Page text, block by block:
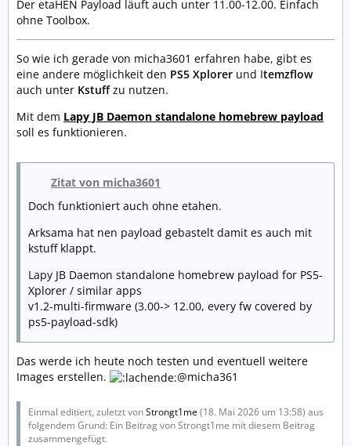
Der etaHEN Payload läuft auch unter 11.00-12.00. Einfach
ohne Toolbox.
So wie ich gerade von micha3601 erfahren habe, gibt es
eine andere möglichkeit den PS5 Xplorer und Itemzflow
auch unter Kstuffzu nutzen.
Mit dem Lapy JB Daemon standalone homebrew payload
soll es funktionieren.
Zitat von micha3601
Doch funktioniert auch ohne etahen.
Arksama hat nen payload gebastelt damit es auch mit
kstuff klappt.
Lapy JB Daemon standalone homebrew payload for PS5-
Xplorer / similar apps
v1.2-multi-firmware (3.00-> 12.00, every fw covered by
ps5-payload-sdk)
Das werde ich heute noch testen und eventuell weitere
Images erstellen.
@micha361
Einmal editiert, zuletzt vonStrongt1me(18. Mai 2026 um 13:58) aus
folgendem Grund: Ein Beitrag von Strongt1me mit diesem Beitrag
zusammengefügt.